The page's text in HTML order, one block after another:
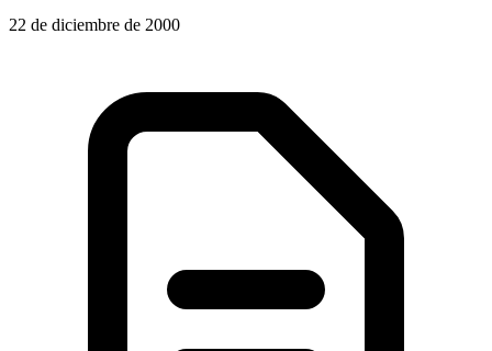
22 de diciembre de 2000